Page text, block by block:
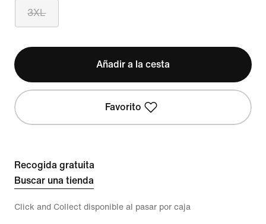
3XL
Añadir a la cesta
Favorito
Recogida gratuita
Buscar una tienda
Click and Collect disponible al pasar por caja